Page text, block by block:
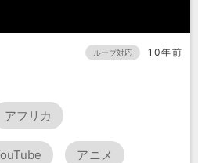
ループ対応 10年前
アフリカ
アニメ